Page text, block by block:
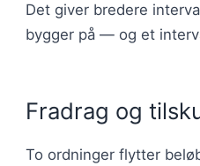
Det giver bredere
bygger på — og et
Fradrag og
To ordninger flytter